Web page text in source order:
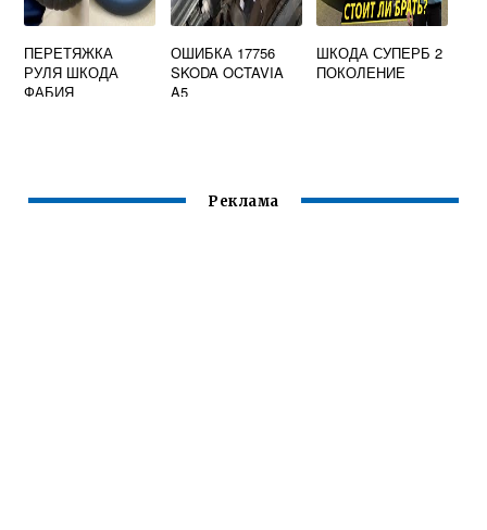
ПЕРЕТЯЖКА
РУЛЯ ШКОДА
ФАБИЯ
ОШИБКА 17756
SKODA OCTAVIA
A5
ШКОДА СУПЕРБ 2
ПОКОЛЕНИЕ
Реклама